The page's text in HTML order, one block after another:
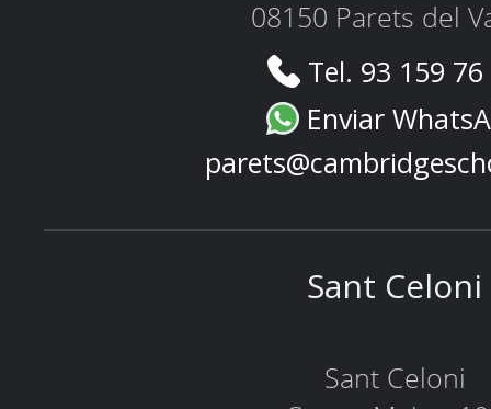
08150 Parets del
Tel. 93 159
Enviar
Sant Celoni
Sant Celoni